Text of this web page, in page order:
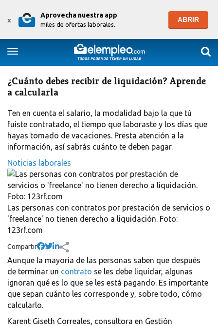
x
Aprovecha nuestra app
miles de ofertas laborales.
ABRIR
Toggle navigation
¿Cuánto debes recibir de liquidación? Aprende
a calcularla
Ten en cuenta el salario, la modalidad bajo la que tú
fuiste contratado, el tiempo que laboraste y los días que
hayas tomado de vacaciones. Presta atención a la
información, así sabrás cuánto te deben pagar.
Noticias laborales
Las personas con contratos por prestación de servicios o
'freelance' no tienen derecho a liquidación. Foto:
123rf.com
Compartir
Aunque la mayoría de las personas saben que después
de terminar un contrato se les debe liquidar, algunas
ignoran qué es lo que se les está pagando. Es importante
que sepan cuánto les corresponde y, sobre todo, cómo
calcularlo.
Karent Giseth Correales, consultora en Gestión